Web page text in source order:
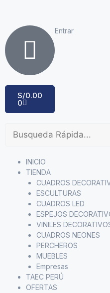
Entrar
S/0.00
0
INICIO
TIENDA
CUADROS
ESCULTURAS
CUADROS LED
ESPEJOS
VINILES
CUADROS NEONES
PERCHEROS
MUEBLES
Empresas
TAEC PERÚ
OFERTAS